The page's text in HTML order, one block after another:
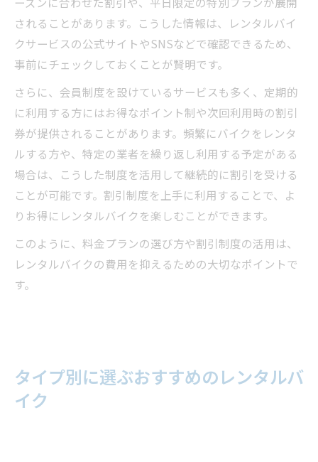
されることがあります。こうした情報は、レンタルバイ
クサービスの公式サイトやSNSなどで確認できるため、
事前にチェックしておくことが賢明です。
さらに、会員制度を設けているサービスも多く、定期的
に利用する方にはお得なポイント制や次回利用時の割引
券が提供されることがあります。頻繁にバイクをレンタ
ルする方や、特定の業者を繰り返し利用する予定がある
場合は、こうした制度を活用して継続的に割引を受ける
ことが可能です。割引制度を上手に利用することで、よ
りお得にレンタルバイクを楽しむことができます。
このように、料金プランの選び方や割引制度の活用は、
レンタルバイクの費用を抑えるための大切なポイントで
す。
タイプ別に選ぶおすすめのレンタルバ
イク